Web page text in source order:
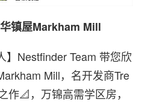
镇屋Markham Mill
】Nestfinder Team 带您欣
Mill，名开发商Tre
📐，万锦高需学区房，